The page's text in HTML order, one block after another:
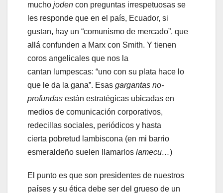
mucho joden con preguntas irrespetuosas se
les responde que en el país, Ecuador, si
gustan, hay un “comunismo de mercado”, que
allá confunden a Marx con Smith. Y tienen
coros angelicales que nos la
cantan lumpescas: “uno con su plata hace lo
que le da la gana”. Esas gargantas no-
profundas están estratégicas ubicadas en
medios de comunicación corporativos,
redecillas sociales, periódicos y hasta
cierta pobretud lambiscona (en mi barrio
esmeraldeño suelen llamarlos lamecu…)
El punto es que son presidentes de nuestros
países y su ética debe ser del grueso de un